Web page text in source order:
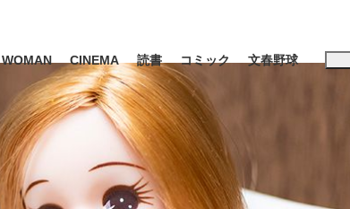
ビジネス インタビュー
WOMAN CINEMA 読書 コミック 文春野球
力